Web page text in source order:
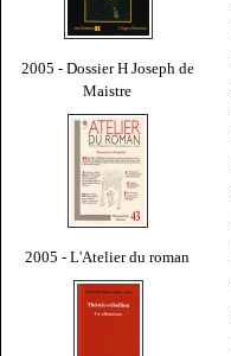
2005 - Dossier H Joseph de
Maistre
2005 - L'Atelier du roman